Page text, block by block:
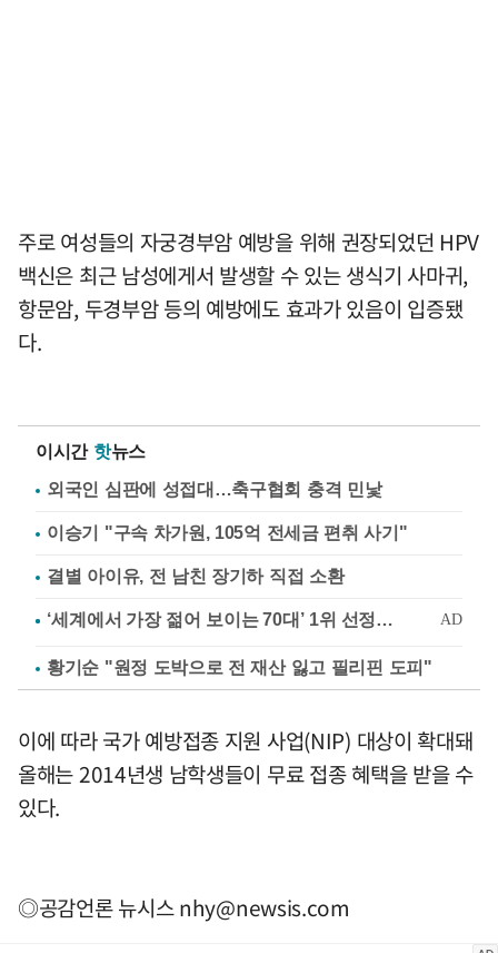
주로 여성들의 자궁경부암 예방을 위해 권장되었던 HPV
백신은 최근 남성에게서 발생할 수 있는 생식기 사마귀,
항문암, 두경부암 등의 예방에도 효과가 있음이 입증됐
다.
이시간 핫뉴스
외국인 심판에 성접대…축구협회 충격 민낯
이승기 "구속 차가원, 105억 전세금 편취 사기"
결별 아이유, 전 남친 장기하 직접 소환
황기순 "원정 도박으로 전 재산 잃고 필리핀 도피"
이에 따라 국가 예방접종 지원 사업(NIP) 대상이 확대돼
올해는 2014년생 남학생들이 무료 접종 혜택을 받을 수
있다.
◎공감언론 뉴시스nhy@newsis.com